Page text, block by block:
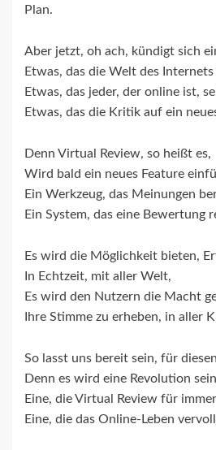
Plan.
Aber jetzt, oh ach, kündigt sich
Etwas, das die Welt des
Etwas, das jeder, der online ist,
Etwas, das die Kritik auf ein
Denn Virtual Review, so heißt es,
Wird bald ein neues Feature
Ein Werkzeug, das Meinungen
Ein System, das eine Bewertung
Es wird die Möglichkeit bieten,
In Echtzeit, mit aller Welt,
Es wird den Nutzern die Macht
Ihre Stimme zu erheben, in aller
So lasst uns bereit sein, für
Denn es wird eine Revolution
Eine, die Virtual Review für
Eine, die das Online-Leben